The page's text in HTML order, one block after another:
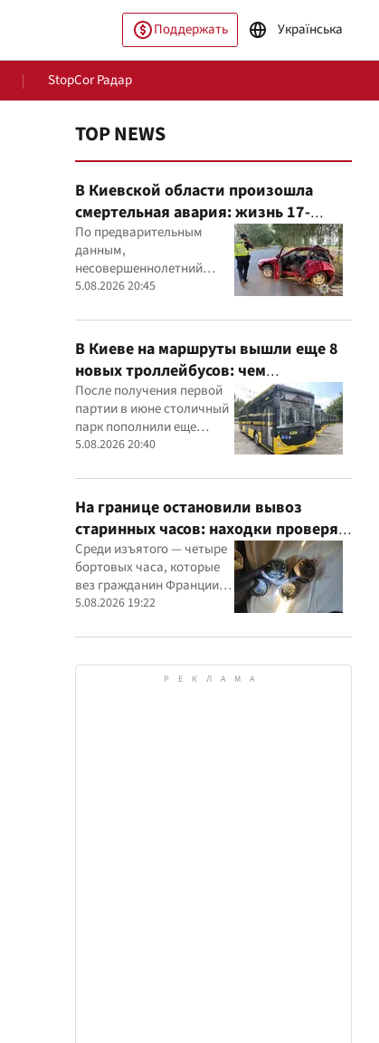
Поддержать Українська
StopCor Радар
Мир
TOP NEWS
В Киевской области произошла
смертельная авария: жизнь 17-
летнего водителя спасти не удалось
По предварительным
данным,
несовершеннолетний
водитель Mitsubishi не
после чего автомобиль
врезался в дерево
5.08.2026 20:45
В Киеве на маршруты вышли еще 8
новых троллейбусов: чем
оборудовали транспорт
После получения первой
партии в июне столичный
парк пополнили еще
восемью современными
5.08.2026 20:40
На границе остановили вывоз
старинных часов: находки проверят
эксперты
Среди изъятого — четыре
бортовых часа, которые
вез гражданин Франции, и
настенные часы начала ХХ
автомобиле украинца
5.08.2026 19:22